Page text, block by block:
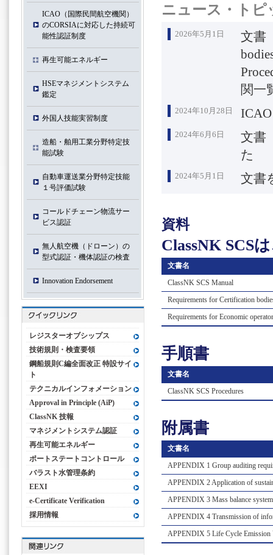
ニュース・トピ
2026年5月1日
文書
関一
2024年10月28日
2024年6月6日
文書
た
2024年5月1日 文書
資料
ClassNK SCS
⽂書名
ClassNK SCS Manual
Requirements for Certification
Requirements for Economic
⼿順書
⽂書名
ClassNK SCS Procedures
附属書
⽂書名
APPENDIX 1 Group auditing
APPENDIX 2 Application of
APPENDIX 3 Mass balance system
APPENDIX 4 Transmission of
APPENDIX 5 Life Cycle Emission
ICAO（国際⺠間航空機関）
のCORSIAに対応した持続可
能性認証制度
再生可能エネルギー
HSEマネジメントシステム
鑑定
外国人技能実習制度
造船・舶用工業分野特定技
能試験
自動車運送業分野特定技能
１号評価試験
コールドチェーン物流サー
ビス認証
無人航空機（ドローン）の
型式認証・機体認証の検査
Innovation Endorsement
レジスターオブシップス
技術規則・検査要領
鋼船規則C編全面改正 特設サイ
ト
テクニカルインフォメーション
Approval in Principle (AiP)
ClassNK 技報
マネジメントシステム認証
再生可能エネルギー
ポートステートコントロール
バラスト水管理条約
EEXI
e-Certificate Verification
採用情報